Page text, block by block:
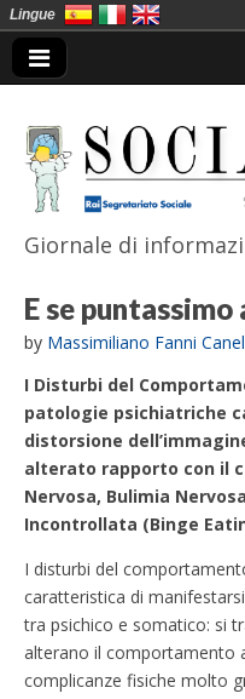
Giornale di
E se
by Massimiliano Fanni
I Disturbi del
patologie psichiatriche
distorsione
alterato rapporto con il
Nervosa, Bulimia
Incontrollata (Binge
I disturbi del
caratteristica di
tra psichico e somatico: si
alterano il comportamento
complicanze fisiche molto
Lingue